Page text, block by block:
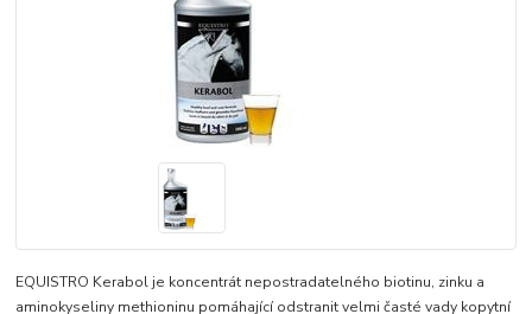
EQUISTRO Kerabol je koncentrát nepostradatelného biotinu, zinku a
aminokyseliny methioninu pomáhající odstranit velmi časté vady kopytní